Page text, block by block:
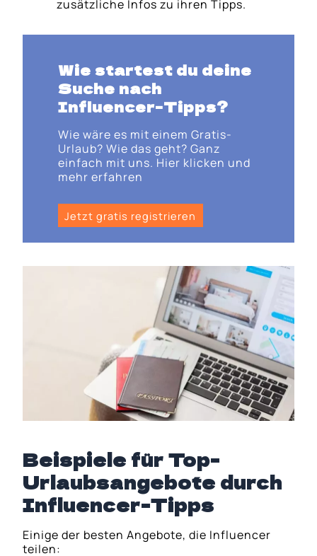
zusätzliche Infos zu ihren Tipps.
Wie startest du deine
Suche nach
Influencer-Tipps?
Wie wäre es mit einem Gratis-
Urlaub? Wie das geht? Ganz
einfach mit uns. Hier klicken und
mehr erfahren
Jetzt gratis registrieren
Beispiele für Top-
Urlaubsangebote durch
Influencer-Tipps
Einige der besten Angebote, die Influencer
teilen: